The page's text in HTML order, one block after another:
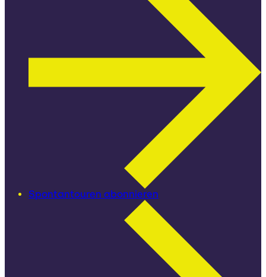
Spontantouren abonnieren